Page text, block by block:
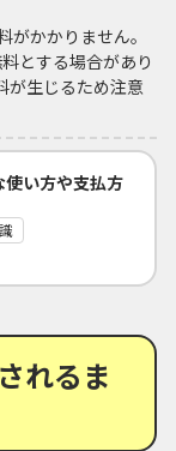
かかりません。
とする場合があり
が生じるため注意
い方や支払方
れるま